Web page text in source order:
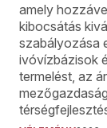
amely
kibocsátás
szabályozása
ivóvízbázisok
termelést, az